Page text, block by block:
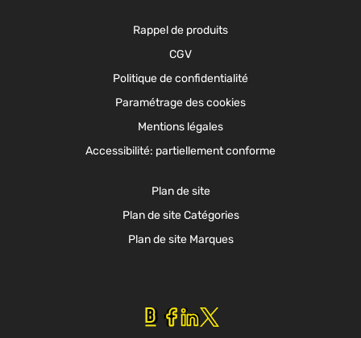
Rappel de produits
CGV
Politique de confidentialité
Paramétrage des cookies
Mentions légales
Accessibilité: partiellement conforme
Plan de site
Plan de site Catégories
Plan de site Marques